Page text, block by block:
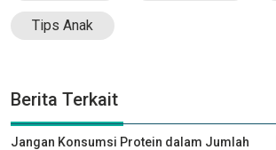
Tips Anak
Berita Terkait
Jangan Konsumsi Protein dalam Jumlah